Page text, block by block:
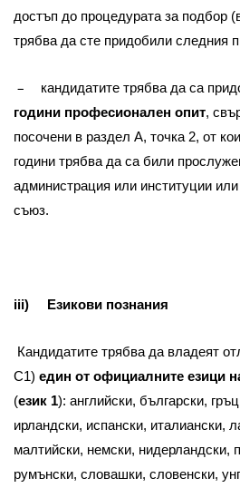
достъп до процедурата за подбор
трябва да сте придобили следния
– кандидатите трябва да са
години професионален опит,
посочени в раздел А, точка 2, от
години трябва да са били
администрация или институции
съюз.
iii) Езикови познания
Кандидатите трябва да владеят
C1) един от официалните езици
(език 1): английски, български,
ирландски, испански, италиански,
малтийски, немски, нидерландски,
румънски, словашки, словенски,